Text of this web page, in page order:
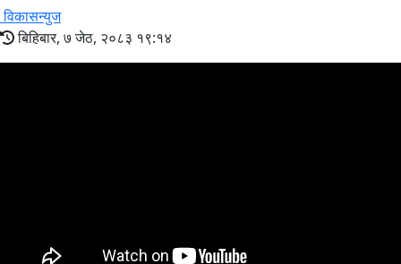
विकासन्युज
बिहिबार, ७ जेठ, २०८३ १९:१४